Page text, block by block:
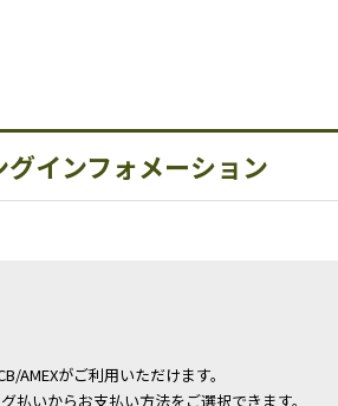
グインフォメーション
AMEXがご利用いただけます。
払いからお支払い方法をご選択できます。